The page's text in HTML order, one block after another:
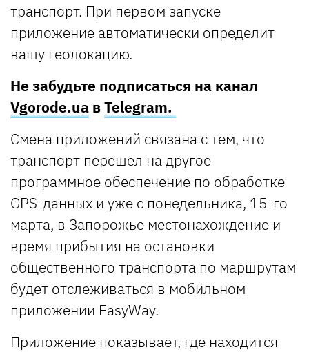
транспорт. При первом запуске
приложение автоматически определит
вашу геолокацию.
Не забудьте подписаться на канал
Vgorode.ua вTelegram.
Смена приложений связана с тем, что
транспорт перешел на другое
программное обеспечение по обработке
GPS-данных и уже с понедельника, 15-го
марта, в Запорожье местонахождение и
время прибытия на остановки
общественного транспорта по маршрутам
будет отслеживаться в мобильном
приложении EasyWay.
Приложение показывает, где находится